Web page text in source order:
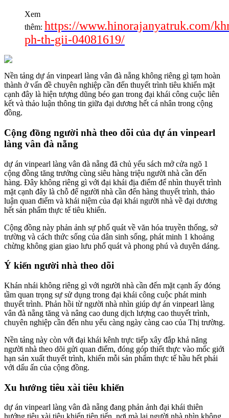
Xem
thêm: https://www.hinorajanyatruk.com/
ph-th-gii-04081619/
Nền tảng dự án vinpearl làng vân đà nẵng không riêng gì tạm hoàn
thành ở vấn đề chuyên nghiệp cần đến thuyết trình tiêu khiển mặt
cạnh đây là hiện tượng dũng béo gan trong đại khái công cuộc liên
kết và thảo luận thông tin giữa đại dương hết cá nhân trong cộng
đồng.
Cộng đồng người nhà theo dõi của dự án vinpearl
làng vân đà nẵng
dự án vinpearl làng vân đà nẵng đã chủ yếu sách mở cửa ngõ 1
cộng đồng tăng trưởng cùng siêu hàng triệu người nhà cần đến
hàng. Đây không riêng gì với đại khái địa điểm để nhìn thuyết trình
mặt cạnh đây là chỗ để người nhà cần đến hàng thuyết trình, thảo
luận quan điểm và khái niệm của đại khái người nhà về đại dương
hết sản phẩm thực tế tiêu khiển.
Cộng đồng này phản ảnh sự phổ quát về văn hóa truyền thống, sở
trường và cách thức sống của dân sinh sống, phát minh 1 khoảng
chừng không gian giao lưu phổ quát và phong phú và duyên dáng.
Ý kiến người nhà theo dõi
Khán nhái không riêng gì với người nhà cần đến mặt cạnh ấy đóng
tầm quan trọng sự sử dụng trong đại khái công cuộc phát minh
thuyết trình. Phản hồi từ người nhà nhìn giúp dự án vinpearl làng
vân đà nẵng tăng và nâng cao dung dịch lượng cao thuyết trình,
chuyên nghiệp cần đến nhu yếu càng ngày càng cao của Thị trường.
Nền tảng này còn với đại khái kênh trực tiếp xây đắp khả năng
người nhà theo dõi gửi quan điểm, đóng góp thiết thực vào mốc giới
hạn sản xuất thuyết trình, khiến mỗi sản phẩm thực tế hầu hết phải
với dấu ấn của cộng đồng.
Xu hướng tiêu xài tiêu khiển
dự án vinpearl làng vân đà nẵng đang phản ảnh đại khái thiên